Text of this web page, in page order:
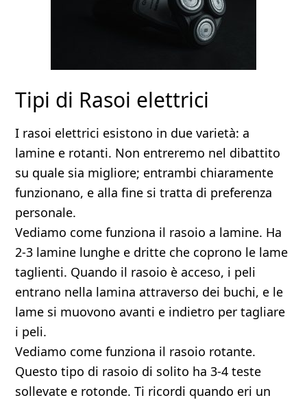
Tipi di Rasoi elettrici
I rasoi elettrici esistono in due varietà: a
lamine e rotanti. Non entreremo nel dibattito
su quale sia migliore; entrambi chiaramente
funzionano, e alla fine si tratta di preferenza
personale.
Vediamo come funziona il rasoio a lamine. Ha
2-3 lamine lunghe e dritte che coprono le lame
taglienti. Quando il rasoio è acceso, i peli
entrano nella lamina attraverso dei buchi, e le
lame si muovono avanti e indietro per tagliare
i peli.
Vediamo come funziona il rasoio rotante.
Questo tipo di rasoio di solito ha 3-4 teste
sollevate e rotonde. Ti ricordi quando eri un